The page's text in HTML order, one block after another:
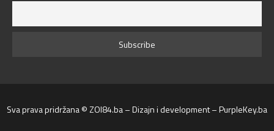
Sva prava pridržana © ZOI84.ba – Dizajn i development – PurpleKey.ba